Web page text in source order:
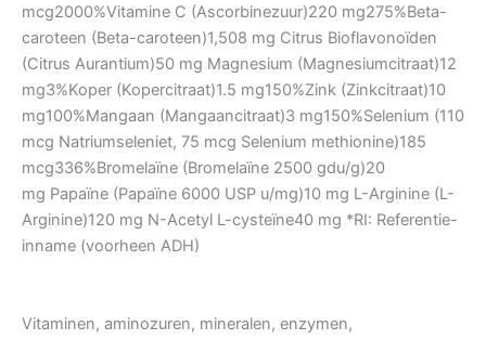
mcg2000%Vitamine C (Ascorbinezuur)220 mg275%Beta-
caroteen (Beta-caroteen)1,508 mg Citrus Bioflavonoïden
(Citrus Aurantium)50 mg Magnesium (Magnesiumcitraat)12
mg3%Koper (Kopercitraat)1.5 mg150%Zink (Zinkcitraat)10
mg100%Mangaan (Mangaancitraat)3 mg150%Selenium (110
mcg Natriumseleniet, 75 mcg Selenium methionine)185
mcg336%Bromelaïne (Bromelaïne 2500 gdu/g)20
mg Papaïne (Papaïne 6000 USP u/mg)10 mg L-Arginine (L-
Arginine)120 mg N-Acetyl L-cysteïne40 mg *RI: Referentie-
inname (voorheen ADH)
Vitaminen, aminozuren, mineralen, enzymen,